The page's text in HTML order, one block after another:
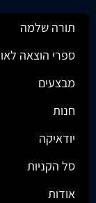
תורה שלמה
ספרי הוצאה
מבצעים
חנות
יודאיקה
סל הקניות
אודות